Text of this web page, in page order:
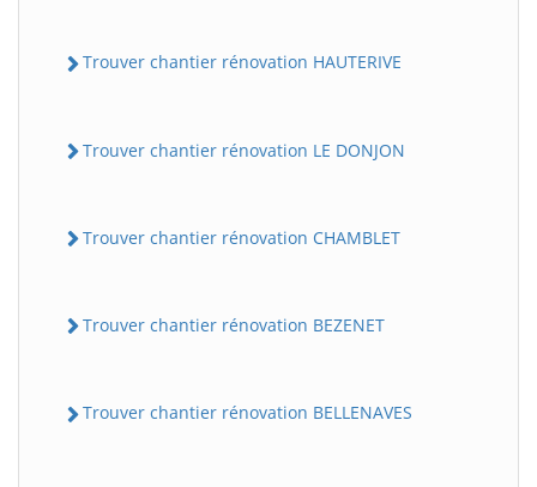
Trouver chantier rénovation HAUTERIVE
Trouver chantier rénovation LE DONJON
Trouver chantier rénovation CHAMBLET
Trouver chantier rénovation BEZENET
Trouver chantier rénovation BELLENAVES